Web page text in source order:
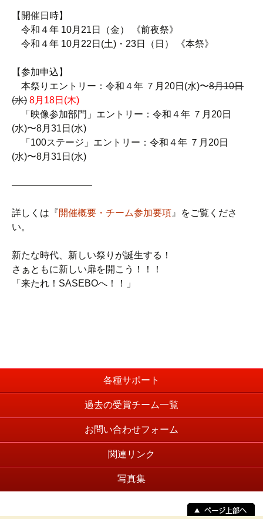
【開催日時】
令和４年 10月21日（金） 《前夜祭》
令和４年 10月22日(土)・23日（日） 《本祭》
【参加申込】
本祭りエントリー：令和４年 ７月20日(水)〜8月10日
(水) 8月18日(木)
「映像参加部門」エントリー：令和４年 ７月20日
(水)〜8月31日(水)
「100ステージ」エントリー：令和４年 ７月20日
(水)〜8月31日(水)
————————–
詳しくは『開催概要・チーム参加要項 』をご覧くださ
い。
新たな時代、新しい祭りが誕生する！
さぁともに新しい扉を開こう！！！
「来たれ！SASEBOへ！！」
各種サポート
過去の受賞チーム一覧
お問い合わせフォーム
関連リンク
写真集